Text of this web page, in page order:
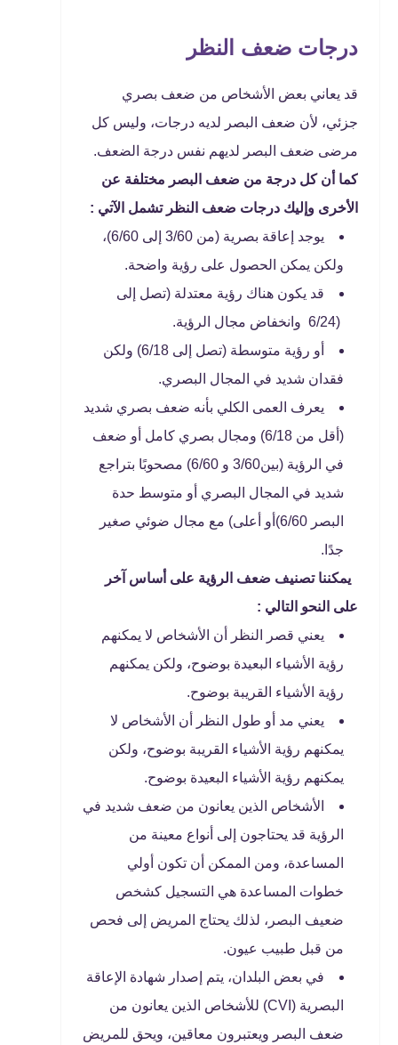
درجات ضعف النظر
قد يعاني بعض الأشخاص من ضعف بصري
جزئي، لأن ضعف البصر لديه درجات، وليس كل
مرضى ضعف البصر لديهم نفس درجة الضعف.
كما أن كل درجة من ضعف البصر مختلفة عن
الأخرى وإليك درجات ضعف النظر تشمل الآتي :
يوجد إعاقة بصرية (من 3/60 إلى 6/60)،
ولكن يمكن الحصول على رؤية واضحة.
قد يكون هناك رؤية معتدلة (تصل إلى
(6/24 وانخفاض مجال الرؤية.
أو رؤية متوسطة (تصل إلى 6/18) ولكن
فقدان شديد في المجال البصري.
يعرف العمى الكلي بأنه ضعف بصري شديد
(أقل من 6/18) ومجال بصري كامل أو ضعف
في الرؤية (بين3/60 و 6/60) مصحوبًا بتراجع
شديد في المجال البصري أو متوسط ​​حدة
البصر 6/60)أو أعلى) مع مجال ضوئي صغير
جدًا.
يمكننا تصنيف ضعف الرؤية على أساس آخر
على النحو التالي :
يعني قصر النظر أن الأشخاص لا يمكنهم
رؤية الأشياء البعيدة بوضوح، ولكن يمكنهم
رؤية الأشياء القريبة بوضوح.
يعني مد أو طول النظر أن الأشخاص لا
يمكنهم رؤية الأشياء القريبة بوضوح، ولكن
يمكنهم رؤية الأشياء البعيدة بوضوح.
الأشخاص الذين يعانون من ضعف شديد في
الرؤية قد يحتاجون إلى أنواع معينة من
المساعدة، ومن الممكن أن تكون أولي
خطوات المساعدة هي التسجيل كشخص
ضعيف البصر، لذلك يحتاج المريض إلى فحص
من قبل طبيب عيون.
في بعض البلدان، يتم إصدار شهادة الإعاقة
البصرية (CVI) للأشخاص الذين يعانون من
ضعف البصر ويعتبرون معاقين، ويحق للمريض